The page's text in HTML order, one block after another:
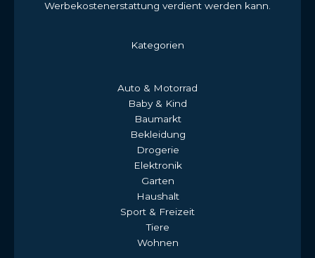
Werbekostenerstattung verdient werden kann.
Kategorien
Auto & Motorrad
Baby & Kind
Baumarkt
Bekleidung
Drogerie
Elektronik
Garten
Haushalt
Sport & Freizeit
Tiere
Wohnen